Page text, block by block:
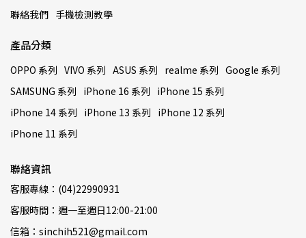
聯絡我們 手機檢測教學
產品分類
OPPO 系列 VIVO 系列 ASUS 系列 realme 系列 Google 系列
SAMSUNG 系列 iPhone 16 系列 iPhone 15 系列
iPhone 14 系列 iPhone 13 系列 iPhone 12 系列
iPhone 11 系列
聯絡資訊
客服專線：(04)22990931
客服時間：週一至週日12:00-21:00
信箱：sinchih521@gmail.com